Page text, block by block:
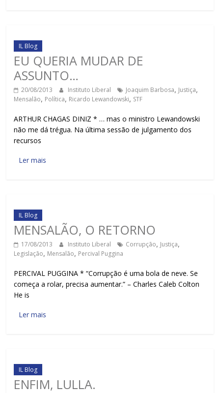
IL Blog
EU QUERIA MUDAR DE
ASSUNTO…
20/08/2013 Instituto Liberal Joaquim Barbosa, Justiça,
Mensalão, Política, Ricardo Lewandowski, STF
ARTHUR CHAGAS DINIZ * … mas o ministro Lewandowski
não me dá trégua. Na última sessão de julgamento dos
recursos
Ler mais
IL Blog
MENSALÃO, O RETORNO
17/08/2013 Instituto Liberal Corrupção, Justiça,
Legislação, Mensalão, Percival Puggina
PERCIVAL PUGGINA * “Corrupção é uma bola de neve. Se
começa a rolar, precisa aumentar.” – Charles Caleb Colton
He is
Ler mais
IL Blog
ENFIM, LULLA.